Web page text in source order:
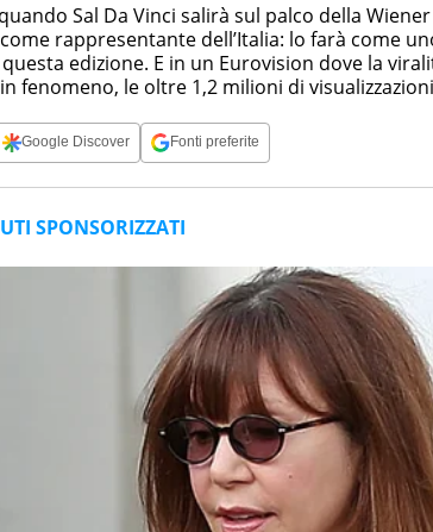
Sal Da Vinci salirà sul palco della
rappresentante dell’Italia: lo farà come
edizione. E in un Eurovision dove la
fenomeno, le oltre 1,2 milioni di
Google Discover Fonti preferite